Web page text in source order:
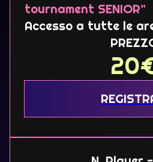
tournament SENIOR”
Accesso a tutte le
20